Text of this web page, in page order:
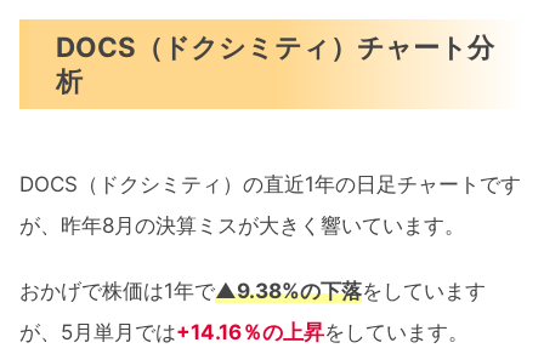
DOCS（ドクシミティ）チャート分
析
DOCS（ドクシミティ）の直近1年の日足チャートです
が、昨年8月の決算ミスが大きく響いています。
おかげで株価は1年で▲9.38%の下落をしています
が、5月単月では+14.16％の上昇をしています。